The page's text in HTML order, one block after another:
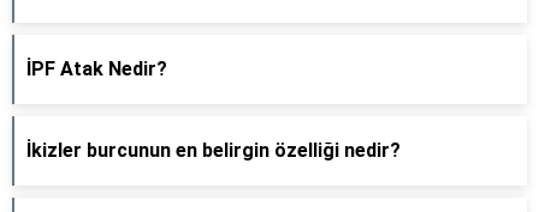
İPF Atak Nedir?
İkizler burcunun en belirgin özelliği nedir?